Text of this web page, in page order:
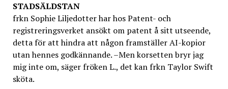
STADSÄLDSTAN
frkn Sophie Liljedotter har hos Patent- och
registreringsverket ansökt om patent å sitt utseende,
detta för att hindra att någon framställer AI-kopior
utan hennes godkännande. –Men korsetten bryr jag
mig inte om, säger fröken L., det kan frkn Taylor Swift
sköta.